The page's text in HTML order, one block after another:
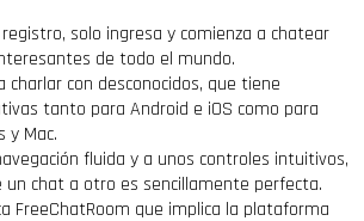
solo ingresa y comienza a chatear
de todo el mundo.
charlar con desconocidos, que tiene
tanto para Android e iOS como para
y Mac.
fluida y a unos controles intuitivos,
un chat a otro es sencillamente perfecta.
FreeChatRoom que implica la plataforma